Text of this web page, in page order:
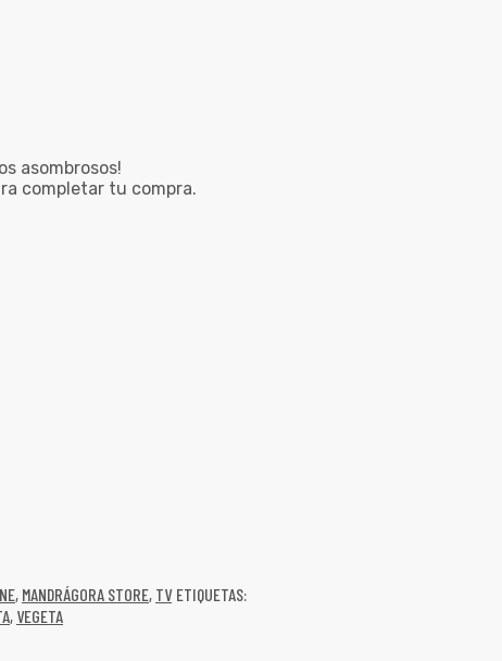
asombrosos!
completar tu compra.
, MANDRÁGORA STORE, TV ETIQUETAS:
, VEGETA